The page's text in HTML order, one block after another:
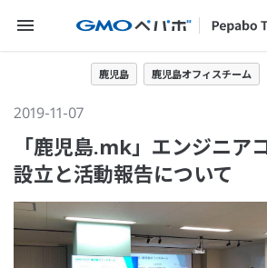
メニューを開く
鹿児島 鹿児島オフィスチーム
2019-11-07
「鹿児島.mk」エンジニア
設立と活動報告について